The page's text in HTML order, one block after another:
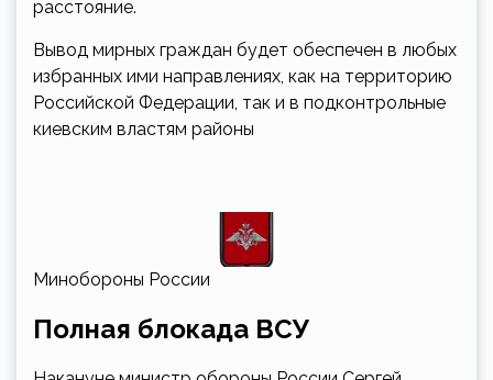
расстояние.
Вывод мирных граждан будет обеспечен в любых
избранных ими направлениях, как на территорию
Российской Федерации, так и в подконтрольные
киевским властям районы
Минобороны России
Полная блокада ВСУ